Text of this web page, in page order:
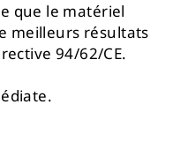
que le matériel
meilleurs résultats
94/62/CE.